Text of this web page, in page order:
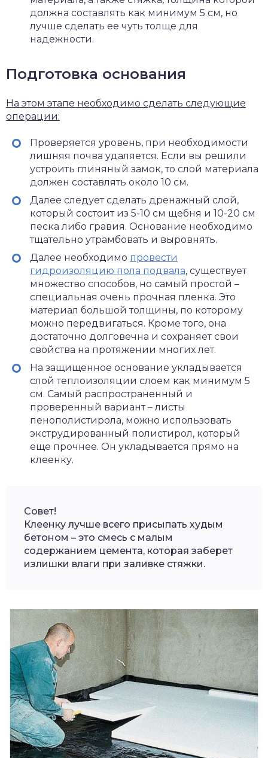
должна составлять как минимум 5 см, но
лучше сделать ее чуть толще для
надежности.
Подготовка основания
На этом этапе необходимо сделать следующие
операции:
Проверяется уровень, при необходимости
лишняя почва удаляется. Если вы решили
устроить глиняный замок, то слой материала
должен составлять около 10 см.
Далее следует сделать дренажный слой,
который состоит из 5-10 см щебня и 10-20 см
песка либо гравия. Основание необходимо
тщательно утрамбовать и выровнять.
Далее необходимо провести
гидроизоляцию пола подвала, существует
множество способов, но самый простой –
специальная очень прочная пленка. Это
материал большой толщины, по которому
можно передвигаться. Кроме того, она
достаточно долговечна и сохраняет свои
свойства на протяжении многих лет.
На защищенное основание укладывается
слой теплоизоляции слоем как минимум 5
см. Самый распространенный и
проверенный вариант – листы
пенополистирола, можно использовать
экструдированный полистирол, который
еще прочнее. Он укладывается прямо на
клеенку.
Совет!
Клеенку лучше всего присыпать худым
бетоном – это смесь с малым
содержанием цемента, которая заберет
излишки влаги при заливке стяжки.